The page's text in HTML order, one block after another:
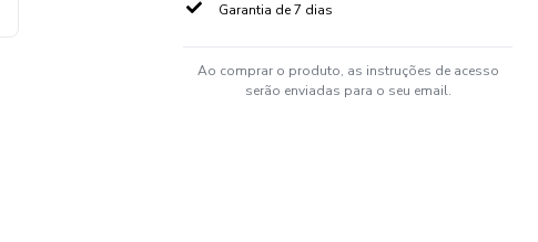
Garantia de 7 dias
Ao comprar o produto, as instruções de acesso
serão enviadas para o seu email.